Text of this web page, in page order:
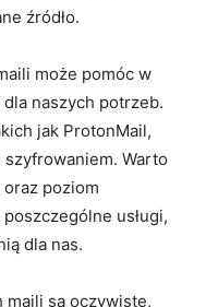
źródło.
może pomóc w
naszych potrzeb.
jak ProtonMail,
Warto
poziom
usługi,
dla nas.
maili są oczywiste,